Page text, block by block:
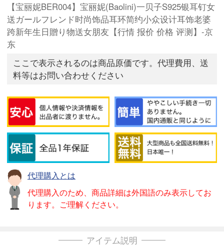
【宝丽妮BER004】宝丽妮(Baolini)一贝子S925银耳钉女
送ガールフレンド时尚饰品耳环简约小众设计耳饰老婆
跨新年生日贈り物送女朋友【行情 报价 价格 评测】-京
东
ここで表示されるのは商品原価です。代理費用、送
料等はお問い合わせください
代理購入とは
代理購入のため、商品詳細は外国語のみ表示してお
ります。ご理解ください。
アイテム説明